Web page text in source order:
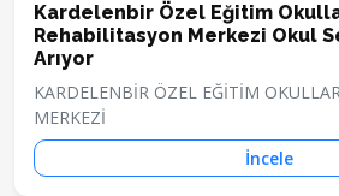
Kardelenbir Özel Eğitim
Rehabilitasyon Merkezi Okul
Arıyor
KARDELENBİR ÖZEL EĞİTİM
MERKEZİ
İncele